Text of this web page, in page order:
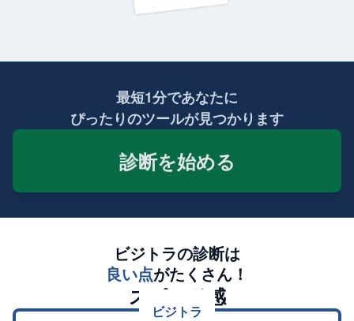
最短1分であなたに
ぴったりのツールが見つかります
診断を始める
ビジトラの診断は
良い点がたくさん！
スピード感
ビジトラ